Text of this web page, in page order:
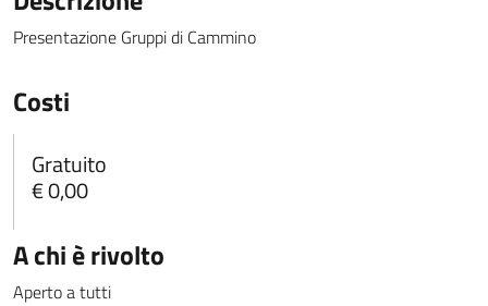
Presentazione Gruppi di Cammino
Costi
Gratuito
€ 0,00
A chi è rivolto
Aperto a tutti